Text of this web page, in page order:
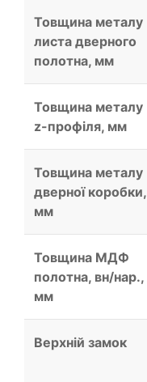
Товщина металу
листа дверного
полотна, мм
Товщина металу
z-профіля, мм
Товщина металу
дверної коробки,
мм
Товщина МДФ
полотна, вн/нар.,
мм
Верхній замок